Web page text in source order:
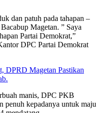
dan patuh pada tahapan –
Magetan. ” Saya
Partai Demokrat,”
DPC Partai Demokrat
DPRD Magetan Pastikan
manis, DPC PKB
penuh kepadanya untuk maju